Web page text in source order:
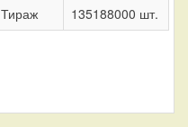
Тираж
135188000 шт.